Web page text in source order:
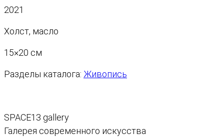
2021
Холст, масло
15×20 см
Разделы каталога: Живопись
SPACE13 gallery
Галерея современного искусства